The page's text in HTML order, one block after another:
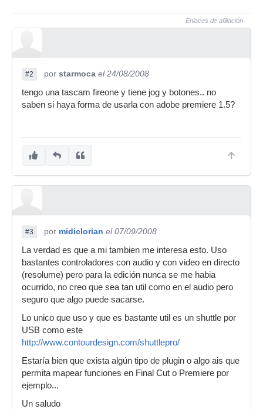
Enlaces de afiliación
#2 por starmoca el 24/08/2008
tengo una tascam fireone y tiene jog y botones.. no
saben si haya forma de usarla con adobe premiere 1.5?
#3 por midiclorian el 07/09/2008
La verdad es que a mi tambien me interesa esto. Uso
bastantes controladores con audio y con video en directo
(resolume) pero para la edición nunca se me habia
ocurrido, no creo que sea tan util como en el audio pero
seguro que algo puede sacarse.
Lo unico que uso y que es bastante util es un shuttle por
USB como este
http://www.contourdesign.com/shuttlepro/
Estaría bien que exista algún tipo de plugin o algo ais que
permita mapear funciones en Final Cut o Premiere por
ejemplo...
Un saludo